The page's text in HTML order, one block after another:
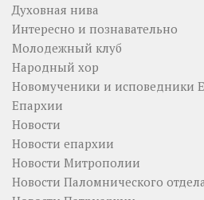
Духовная нива
Интересно и познавательно
Молодежный клуб
Народный хор
Новомученики и исповедники
Епархии
Новости
Новости епархии
Новости Митрополии
Новости Паломнического отдела